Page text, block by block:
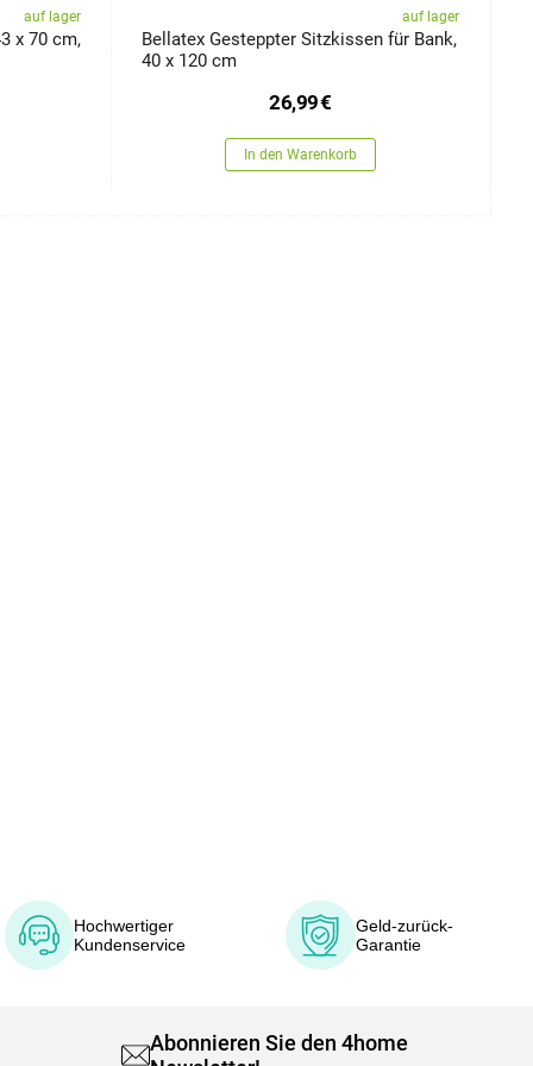
auf lager
x 70 cm,
auf lager
Bellatex Gesteppter Sitzkissen für Bank,
40 x 120 cm
26,99€
In den Warenkorb
Hochwertiger
Kundenservice
Geld-zurück-
Garantie
Abonnieren Sie den 4home